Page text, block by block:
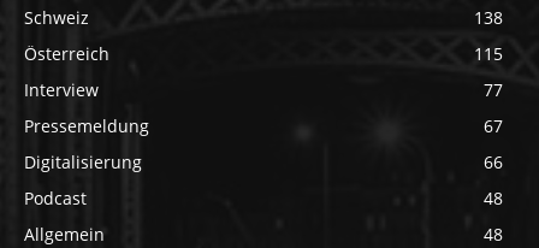
Schweiz
138
Österreich
115
Interview
77
Pressemeldung
67
Digitalisierung
66
Podcast
48
Allgemein
48